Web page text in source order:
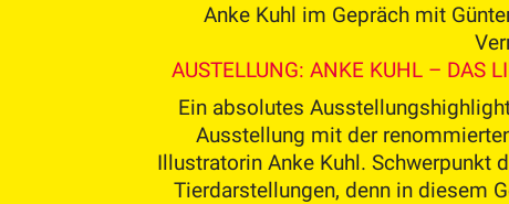
Anke Kuhl im Gepräch mit
AUSTELLUNG: ANKE KUHL – DAS
Ein absolutes
Ausstellung mit der
Illustratorin Anke Kuhl. Schwerpunkt
Tierdarstellungen, denn in diesem